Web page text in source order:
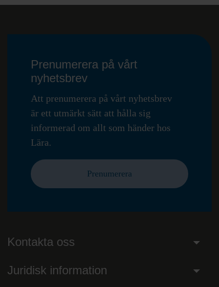
Prenumerera på vårt
nyhetsbrev
Att prenumerera på vårt nyhetsbrev
är ett utmärkt sätt att hålla sig
informerad om allt som händer hos
Lära.
Prenumerera
Kontakta oss
Juridisk information